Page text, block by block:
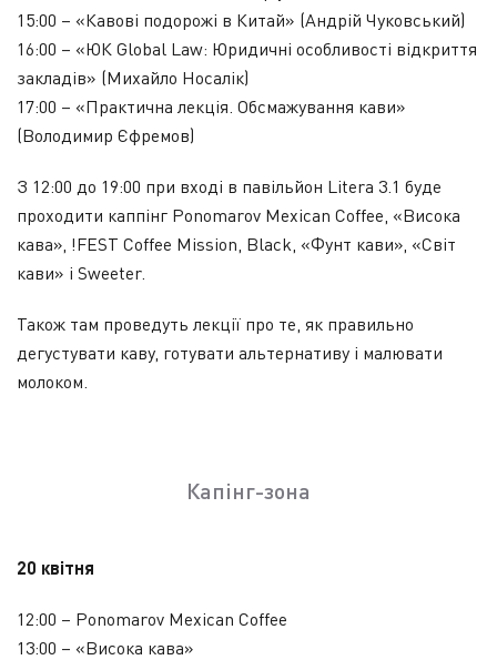
15:00 – «Кавові подорожі в Китай» (Андрій Чуковський)
16:00 – «ЮК Global Law: Юридичні особливості відкриття
закладів» (Михайло Носалік)
17:00 – «Практична лекція. Обсмажування кави»
(Володимир Єфремов)
З 12:00 до 19:00 при вході в павільйон Litera 3.1 буде
проходити каппінг Ponomarov Mexican Coffee, «Висока
кава», !FEST Coffee Mission, Black, «Фунт кави», «Світ
кави» і Sweeter.
Також там проведуть лекції про те, як правильно
дегустувати каву, готувати альтернативу і малювати
молоком.
Капінг-зона
20 квітня
12:00 – Ponomarov Mexican Coffee
13:00 – «Висока кава»